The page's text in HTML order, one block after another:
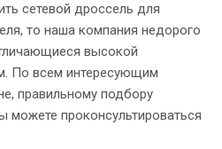
сетевой дроссель для
то наша компания недорого
высокой
По всем интересующим
правильному подбору
можете проконсультироваться